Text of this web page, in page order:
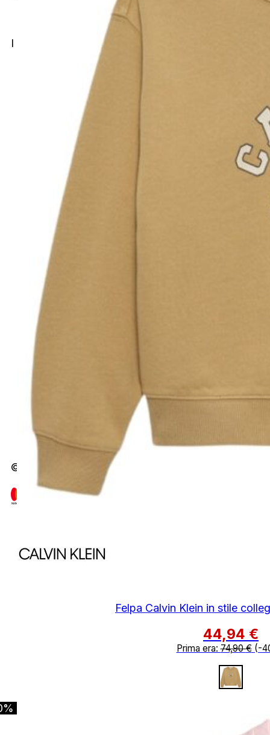
Felpa Calvin Klein in stile
44,94 €
Prima era:74,90€(-
I migliori brand per il tuo outfit ideale.
Autunno Inverno
Primavera Estate
Tutti i Prodotti
Outlet
Account
Il mio account
Azienda
Termini e Condizioni
© 2026 A&N Luxury S.r.l. P.IVA 05427810873 |